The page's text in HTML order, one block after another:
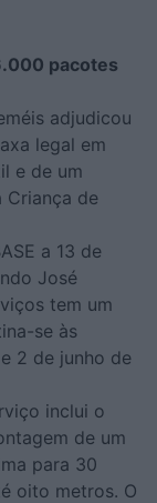
pacotes
adjudicou
legal em
e de um
Criança de
a 13 de
José
tem um
se às
2 de junho de
inclui o
de um
para 30
oito metros. O